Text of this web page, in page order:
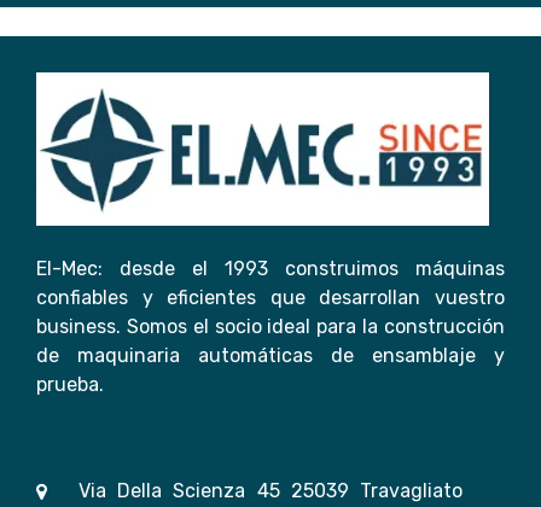
El-Mec: desde el 1993 construimos máquinas
confiables y eficientes que desarrollan vuestro
business. Somos el socio ideal para la construcción
de maquinaria automáticas de ensamblaje y
prueba.
Via Della Scienza 45 25039 Travagliato